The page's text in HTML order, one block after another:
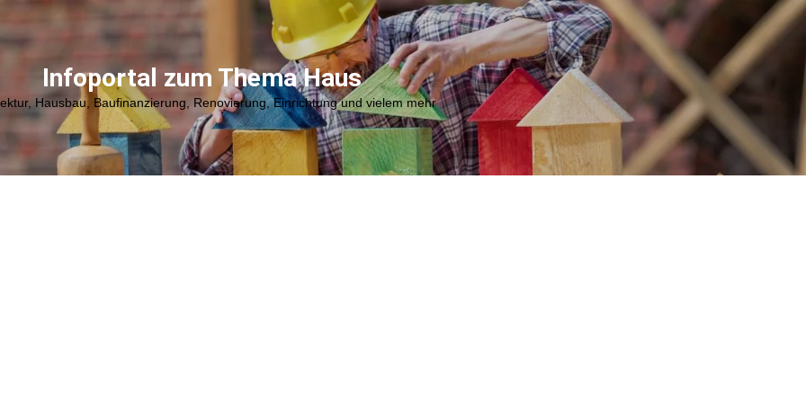
Infoportal zum Thema Haus
Hausbau, Baufinanzierung, Renovierung, Einrichtung und vielem mehr